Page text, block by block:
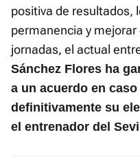
positiva de resultados,
permanencia y
jornadas, el actual
Sánchez Flores ha
a un acuerdo en
definitivamente su
el entrenador del